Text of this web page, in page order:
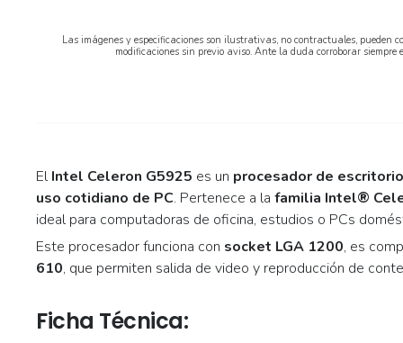
Las imágenes y especificaciones son ilustrativas, no contractuales, pueden
modificaciones sin previo aviso. Ante la duda corroborar
ElIntel Celeron G5925 es un procesador de
uso cotidiano de PC. Pertenece a la familia Intel®
ideal para computadoras de oficina, estudios o PCs
Este procesador funciona con socket LGA 1200, es
610, que permiten salida de video y reproducción de
Ficha Técnica: